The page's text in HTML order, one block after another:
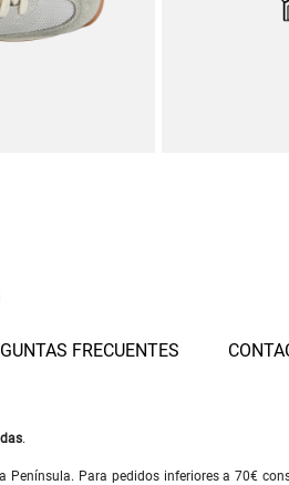
FRECUENTES
.
Península. Para pedidos inferiores a 70€